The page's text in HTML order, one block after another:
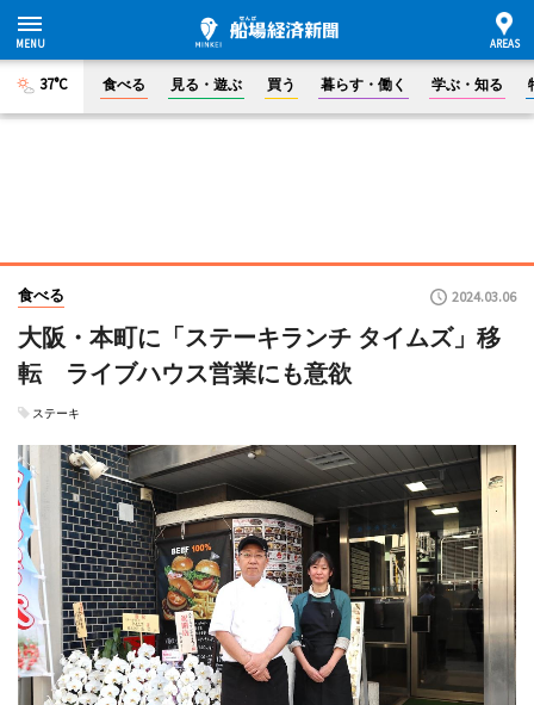
37°C 食べる 見る・遊ぶ 買う 暮らす・働く 学ぶ・知る
食べる 2024.03.06
大阪・本町に「ステーキランチ タイムズ」移
転 ライブハウス営業にも意欲
ステーキ